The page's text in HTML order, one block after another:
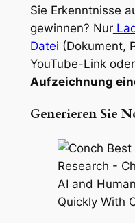
Sie Erkenntnisse
gewinnen? Nur
Datei (Dokument,
YouTube-Link
Aufzeichnung
Generieren Sie